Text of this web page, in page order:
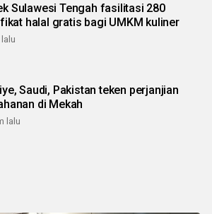
Sulawesi Tengah fasilitasi 280
halal gratis bagi UMKM kuliner
Saudi, Pakistan teken perjanjian
di Mekah
lalu